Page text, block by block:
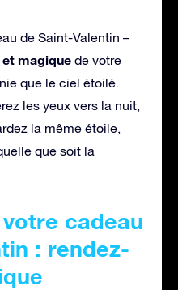
de Saint-Valentin –
magique de votre
que le ciel étoilé.
les yeux vers la nuit,
la même étoile,
que soit la
cadeau
: rendez-